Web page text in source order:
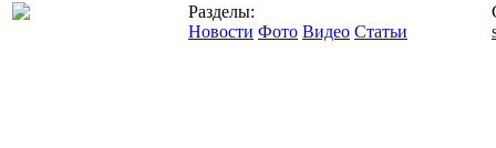
Разделы:
Новости Фото Видео Статьи